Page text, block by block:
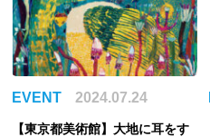
EVENT 2024.07.24
【東京都美術館】大地に耳をす